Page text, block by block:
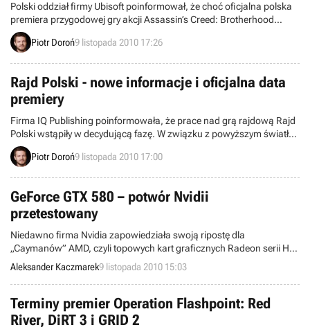
Polski oddział firmy Ubisoft poinformował, że choć oficjalna polska
premiera przygodowej gry akcji Assassin’s Creed: Brotherhood
odbędzie się 19 listopada, to wybrani szczęśliwcy będą mogli
zakupić własny egzemplarz nowych przygód Ezio Auditore de
Piotr Doroń9 listopada 2010 17:26
Rajd Polski - nowe informacje i oficjalna data
premiery
Firma IQ Publishing poinformowała, że prace nad grą rajdową Rajd
Polski wstąpiły w decydującą fazę. W związku z powyższym światło
dzienne ujrzały nowe informacje na temat zawartości produkcji.
Twórcy opublikowali również kilka nowych zrzutów ekranowych.
Piotr Doroń9 listopada 2010 17:00
GeForce GTX 580 – potwór Nvidii
przetestowany
Niedawno firma Nvidia zapowiedziała swoją ripostę dla
„Caymanów” AMD, czyli topowych kart graficznych Radeon serii HD.
Redakcja zaprzyjaźnionego serwisu nvision.pl miała już okazję
sprawdzić możliwości akceleratora GeForce GTX 580. Wydajność
topowej karty graficznej, której nie ma jeszcze na rynku,
przetestowano w takich grach jak Arcania: Gothic 4, StarCraft II:
Wings of Liberty oraz Mafia II.
Aleksander Kaczmarek9 listopada 2010 15:03
Terminy premier Operation Flashpoint: Red
River, DiRT 3 i GRID 2